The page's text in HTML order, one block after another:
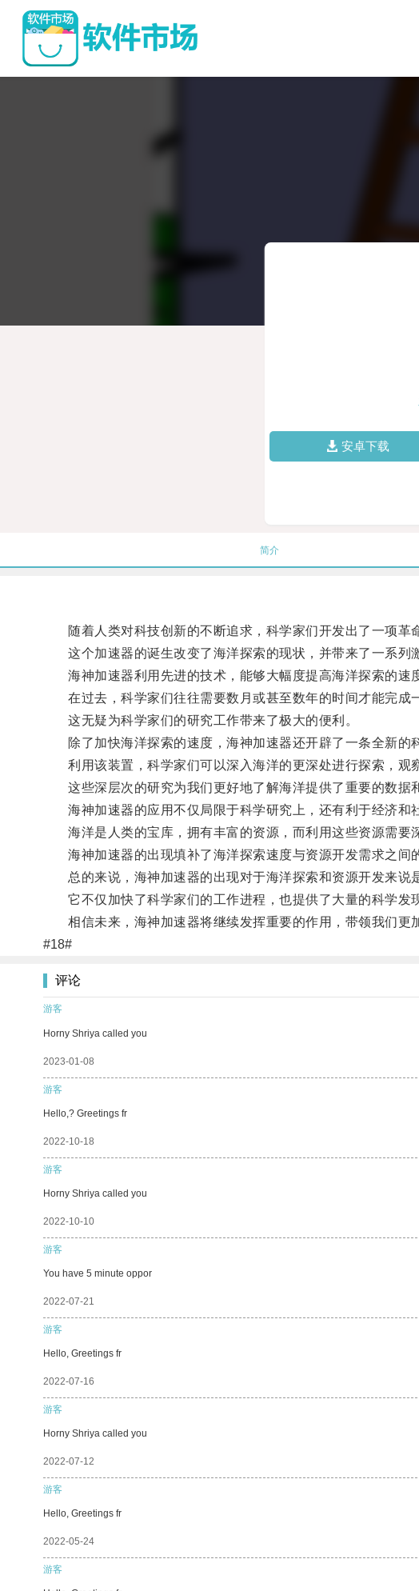
安卓下载
简介
随着人类对科技创新的不断追求，科学家们开发出了一项革
这个加速器的诞生改变了海洋探索的现状，并带来了一系列
海神加速器利用先进的技术，能够大幅度提高海洋探索的速
在过去，科学家们往往需要数月或甚至数年的时间才能完成
这无疑为科学家们的研究工作带来了极大的便利。
除了加快海洋探索的速度，海神加速器还开辟了一条全新的
利用该装置，科学家们可以深入海洋的更深处进行探索，观
这些深层次的研究为我们更好地了解海洋提供了重要的数据
海神加速器的应用不仅局限于科学研究上，还有利于经济和
海洋是人类的宝库，拥有丰富的资源，而利用这些资源需要
海神加速器的出现填补了海洋探索速度与资源开发需求之间
总的来说，海神加速器的出现对于海洋探索和资源开发来说
它不仅加快了科学家们的工作进程，也提供了大量的科学发
相信未来，海神加速器将继续发挥重要的作用，带领我们更
#18#
评论
游客
Horny Shriya called you
2023-01-08
游客
Hello,? Greetings fr
2022-10-18
游客
Horny Shriya called you
2022-10-10
游客
You have 5 minute oppor
2022-07-21
游客
Hello, Greetings fr
2022-07-16
游客
Horny Shriya called you
2022-07-12
游客
Hello, Greetings fr
2022-05-24
游客